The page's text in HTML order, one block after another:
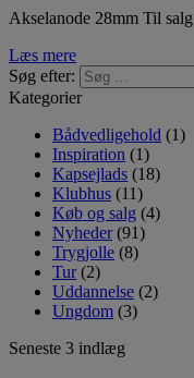
Akselanode 28mm Til
Læs mere
Søg efter:
Kategorier
Bådvedligehold (1)
Inspiration (1)
Kapsejlads (18)
Klubhus (11)
Køb og salg (4)
Nyheder(91)
Trygjolle (8)
Tur(2)
Uddannelse (2)
Ungdom (3)
Seneste 3 indlæg